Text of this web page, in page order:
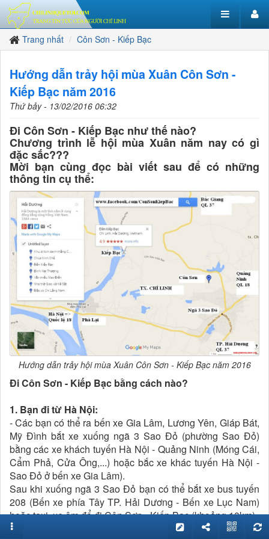
Trang nhất Côn Sơn - Kiếp Bạc
Hướng dẫn trảy hội mùa Xuân Côn Sơn -
Kiếp Bạc năm 2016
Thứ bảy - 13/02/2016 06:32
Đi Côn Sơn - Kiếp Bạc như thế nào?
Chương trình lễ hội mùa Xuân năm nay có gì
đặc sắc???
Mời bạn cùng đọc bài viết sau để có những
thông tin cụ thể:
Hướng dẫn trảy hội mùa Xuân Côn Sơn - Kiếp Bạc năm 2016
Đi Côn Sơn - Kiếp Bạc bằng cách nào?
1. Bạn đi từ Hà Nội:
- Các bạn có thể ra bến xe Gia Lâm, Lương Yên, Giáp Bát,
Mỹ Đình bắt xe xuống ngã 3 Sao Đỏ (phường Sao Đỏ)
bằng các xe khách tuyến Hà Nội - Quảng Ninh (Móng Cái,
Cẩm Phả, Cửa Ông,...) hoặc bắc xe khác tuyến Hà Nội -
Sao Đỏ ở bến xe Gia Lâm).
Sau khi xuống ngã 3 Sao Đỏ bạn có thể bắt xe bus tuyến
208 (Bến xe phía Tây TP. Hải Dương - Bến xe Lục Nam)
hoặc taxi, xe ôm để đi Côn Sơn - Kiếp Bạc (khoảng 10km).
:3 Các bạn đi từ Quảng Ninh có thể bắt tuyến ngược lại